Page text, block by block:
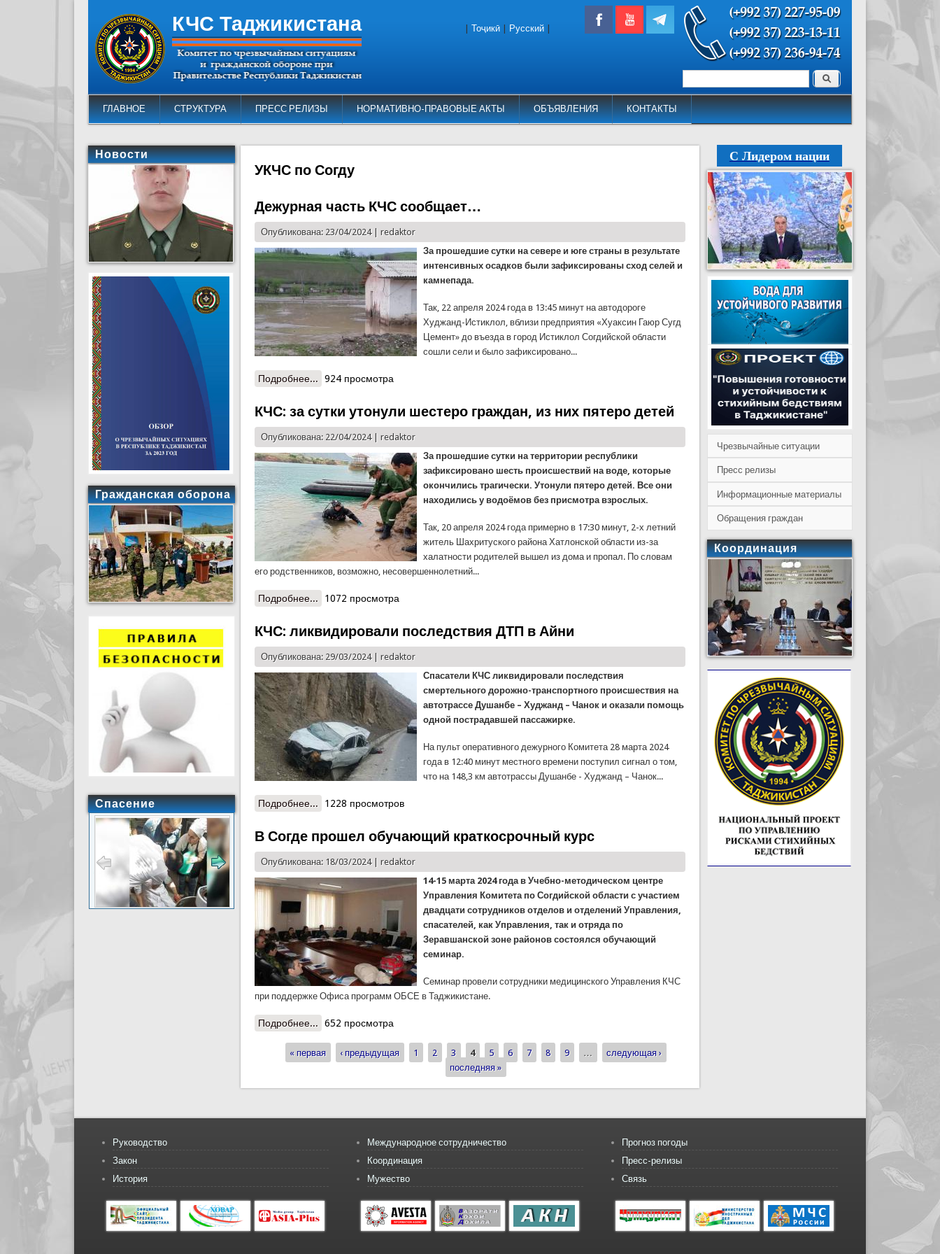
КЧС Таджикистана
ГЛАВНОЕ СТРУКТУРА ПРЕСС РЕЛИЗЫ НОРМАТИВНО-ПРАВОВЫЕ АКТЫ ОБЪЯВЛЕНИЯ КОНТАКТЫ
Форма поиска Поиск
Тоҷикӣ Русский
УКЧС по Согду
Дежурная часть КЧС сообщает…
Опубликована: 23/04/2024 |redaktor
За прошедшие сутки на севере и юге страны в результате
интенсивных осадков были зафиксированы сход селей и
камнепада.
Так, 22 апреля 2024 года в 13:45 минут на автодороге
Худжанд-Истиклол, вблизи предприятия «Хуаксин Гаюр Сугд
Цемент» до въезда в город Истиклол Согдийской области
сошли сели и было зафиксировано...
Подробнее... о Дежурная часть КЧС сообщает…
924 просмотра
КЧС: за сутки утонули шестеро граждан, из них пятеро детей
Опубликована: 22/04/2024 |redaktor
За прошедшие сутки на территории республики
зафиксировано шесть происшествий на воде, которые
окончились трагически. Утонули пятеро детей. Все они
находились у водоёмов без присмотра взрослых.
Так, 20 апреля 2024 года примерно в 17:30 минут, 2-х летний
житель Шахритуского района Хатлонской области из-за
халатности родителей вышел из дома и пропал. По словам
его родственников, возможно, несовершеннолетний...
Подробнее... о КЧС: за сутки утонули шестеро граждан, из них пятеро детей
1072 просмотра
КЧС: ликвидировали последствия ДТП в Айни
Опубликована: 29/03/2024 |redaktor
Спасатели КЧС ликвидировали последствия
смертельного дорожно-транспортного происшествия на
автотрассе Душанбе – Худжанд – Чанок и оказали помощь
одной пострадавшей пассажирке.
На пульт оперативного дежурного Комитета 28 марта 2024
года в 12:40 минут местного времени поступил сигнал о том,
что на 148,3 км автотрассы Душанбе - Худжанд – Чанок...
Подробнее... о КЧС: ликвидировали последствия ДТП в Айни
1228 просмотров
В Согде прошел обучающий краткосрочный курс
Опубликована: 18/03/2024 |redaktor
14-15 марта 2024 года в Учебно-методическом центре
Управления Комитета по Согдийской области с участием
двадцати сотрудников отделов и отделений Управления,
спасателей, как Управления, так и отряда по
Зеравшанской зоне районов состоялся обучающий
семинар.
Семинар провели сотрудники медицинского Управления КЧС
при поддержке Офиса программ ОБСЕ в Таджикистане.
Подробнее... о В Согде прошел обучающий краткосрочный курс
652 просмотра
Страницы
« первая ‹ предыдущая 1 2 3 4 5 6 7 8 9 …
следующая ›
последняя »
Новости
Гражданская оборона
Спасение
С Лидером нации
Чрезвычайные ситуации
Пресс релизы
Информационные материалы
Обращения граждан
Координация
Руководство
Закон
История
Международное сотрудничество
Координация
Мужество
Прогноз погоды
Пресс-релизы
Связь